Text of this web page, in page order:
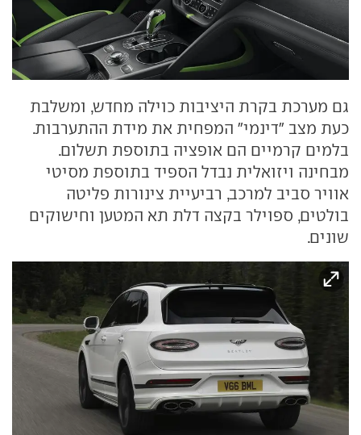
גם מערכת בקרת היציבות כוילה מחדש, ומשלבת
כעת מצב "דינמי" המפחית את מידת ההתערבות.
בלמים קרמיים הם אופציה בתוספת תשלום.
מבחינה ויזואלית נבדל הספיד בתוספת מסיטי
אוויר סביב למרכב, רביעיית צינורות פליטה
בולטים, ספוילר בקצה דלת תא המטען וחישוקים
שונים.